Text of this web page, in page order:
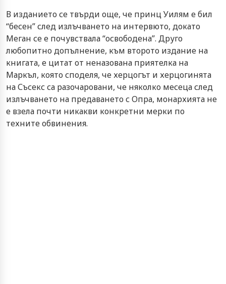
В изданието се твърди още, че принц Уилям е бил
“бесен” след излъчването на интервюто, докато
Меган се е почувствала “освободена”. Друго
любопитно допълнение, към второто издание на
книгата, е цитат от неназована приятелка на
Маркъл, която споделя, че херцогът и херцогинята
на Съсекс са разочаровани, че няколко месеца след
излъчването на предаването с Опра, монархията не
е взела почти никакви конкретни мерки по
техните обвинения.